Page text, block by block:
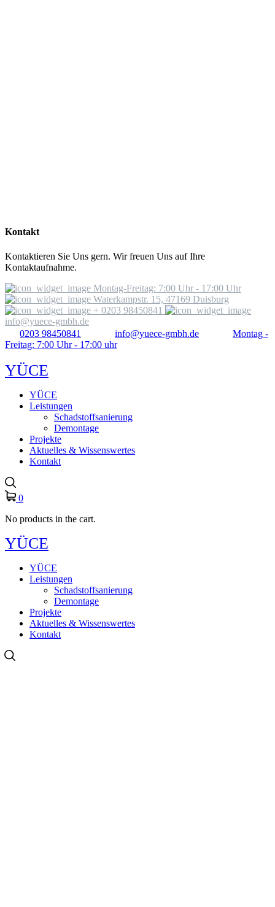
Kontakt
Kontaktieren Sie Uns gern. Wir freuen Uns auf Ihre
Kontaktaufnahme.
Montag-Freitag: 7:00 Uhr - 17:00 Uhr
Waterkampstr. 15, 47169 Duisburg
+ 0203 98450841
info@yuece-gmbh.de
0203 98450841
info@yuece-gmbh.de
Montag -
Freitag: 7:00 Uhr - 17:00 uhr
YÜCE
YÜCE
Leistungen
Schadstoffsanierung
Demontage
Projekte
Aktuelles & Wissenswertes
Kontakt
0
No products in the cart.
YÜCE
YÜCE
Leistungen
Schadstoffsanierung
Demontage
Projekte
Aktuelles & Wissenswertes
Kontakt